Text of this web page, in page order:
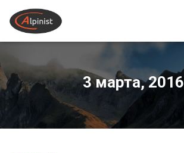
3 марта, 2016